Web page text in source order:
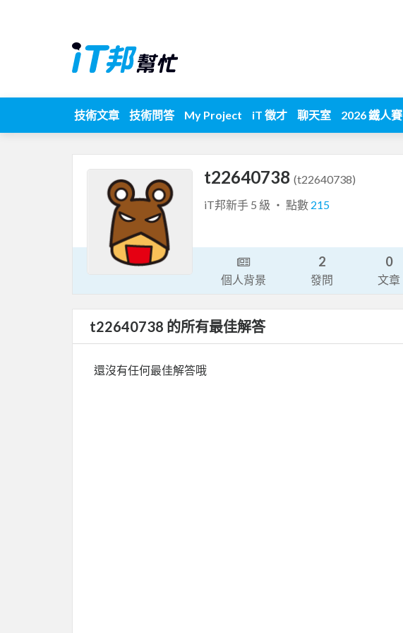
技術文章 技術問答 My Project iT 徵才 聊天室 2026 鐵人賽
t22640738 (t22640738)
iT邦新手 5 級 ‧ 點數 215
個人背景
2
發問
0
文章
t22640738 的所有最佳解答
還沒有任何最佳解答哦